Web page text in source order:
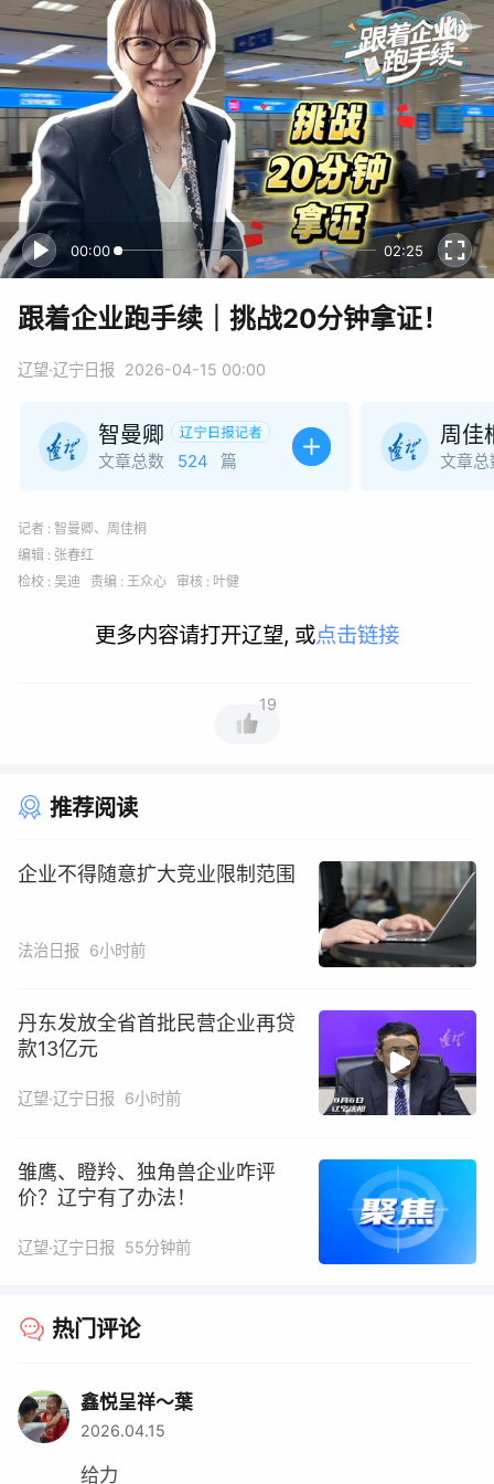
00:00 02:25
跟着企业跑手续｜挑战20分钟拿证！
辽望·辽宁日报 2026-04-15 00:00
智曼卿
文章总数 524 篇
周佳
文章总
记者 : 智曼卿、周佳桐
编辑 : 张春红
检校 : 吴迪 责编 : 王众心 审核 : 叶健
更多内容请打开辽望, 或点击链接
19
推荐阅读
企业不得随意扩大竞业限制范围
法治日报 6小时前
丹东发放全省首批民营企业再贷
款13亿元
辽望·辽宁日报 6小时前
雏鹰、瞪羚、独角兽企业咋评
价？辽宁有了办法！
辽望·辽宁日报 55分钟前
热门评论
鑫悦呈祥～葉
2026.04.15
给力